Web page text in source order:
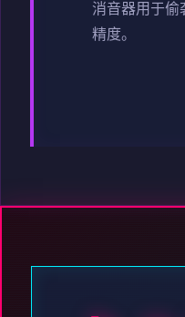
消音器用于偷
精度。